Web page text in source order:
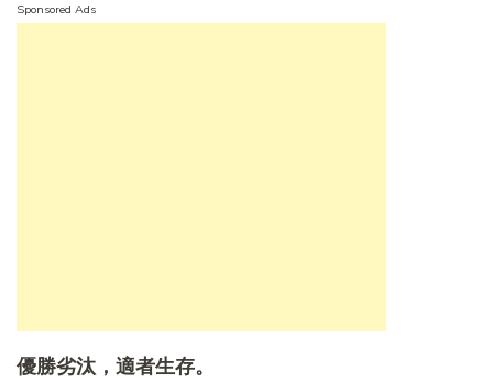
Sponsored Ads
優勝劣汰，適者生存。